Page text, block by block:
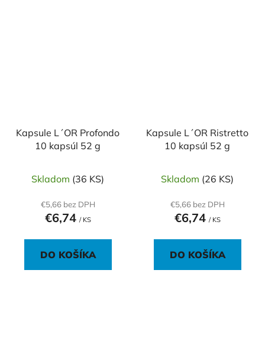
Kapsule L´OR Profondo
10 kapsúl 52 g
Skladom (36 KS)
€5,66 bez DPH
€6,74 / KS
DO KOŠÍKA
Kapsule L´OR Ristretto
10 kapsúl 52 g
Skladom (26 KS)
€5,66 bez DPH
€6,74 / KS
DO KOŠÍKA